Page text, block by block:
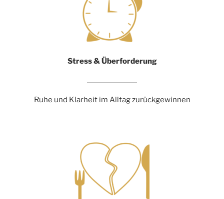
Stress & Überforderung
Ruhe und Klarheit im Alltag zurückgewinnen